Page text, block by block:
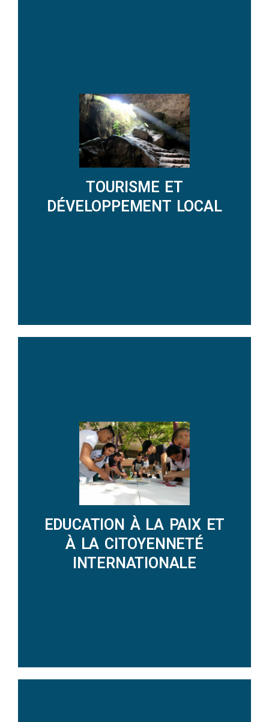
TOURISME ET
DÉVELOPPEMENT LOCAL
DÉCOUVRIR LES ACTIONS
EDUCATION À LA PAIX ET
À LA CITOYENNETÉ
INTERNATIONALE
DECOUVRIR LES ACTIONS